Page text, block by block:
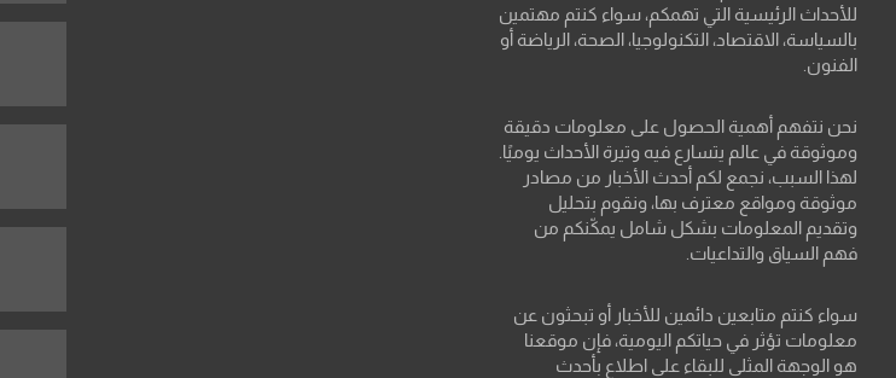
للأحداث الرئيسية التي تهمكم، سواء كنتم مهتمين
بالسياسة، الاقتصاد، التكنولوجيا، الصحة، الرياضة أو
الفنون.
نحن نتفهم أهمية الحصول على معلومات دقيقة
وموثوقة في عالم يتسارع فيه وتيرة الأحداث يوميًا.
لهذا السبب، نجمع لكم أحدث الأخبار من مصادر
موثوقة ومواقع معترف بها، ونقوم بتحليل
وتقديم المعلومات بشكل شامل يمكّنكم من
فهم السياق والتداعيات.
سواء كنتم متابعين دائمين للأخبار أو تبحثون عن
معلومات تؤثر في حياتكم اليومية، فإن موقعنا
هو الوجهة المثلى للبقاء على اطلاع بأحدث